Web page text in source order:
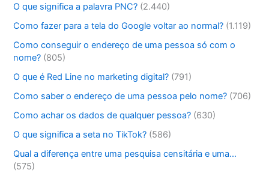
O que significa a palavra PNC? (2.440)
Como fazer para a tela do Google voltar ao normal? (1.119)
Como conseguir o endereço de uma pessoa só com o
nome? (805)
O que é Red Line no marketing digital? (791)
Como saber o endereço de uma pessoa pelo nome? (706)
Como achar os dados de qualquer pessoa? (630)
O que significa a seta no TikTok? (586)
Qual a diferença entre uma pesquisa censitária e uma…
(575)